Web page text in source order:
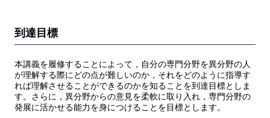
到達目標
本講義を履修することによって，自分の専門分野を異分野の人
が理解する際にどの点が難しいのか，それをどのように指導す
れば理解させることができるのかを知ることを到達目標としま
す。さらに，異分野からの意見を柔軟に取り入れ，専門分野の
発展に活かせる能力を身につけることを目標とします。